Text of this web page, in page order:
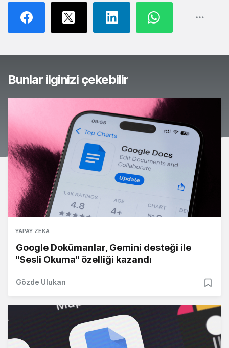
Bunlar ilginizi çekebilir
YAPAY ZEKA
Google Dokümanlar, Gemini desteği ile
"Sesli Okuma" özelliği kazandı
Gözde Ulukan